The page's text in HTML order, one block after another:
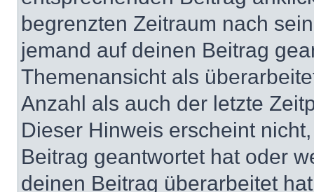
begrenzten Zeitraum nach
jemand auf deinen Beitrag
Themenansicht als
Anzahl als auch der letzte
Dieser Hinweis erscheint
Beitrag geantwortet hat oder
deinen Beitrag überarbeitet